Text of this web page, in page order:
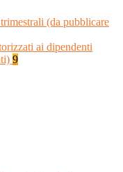
(da pubblicare
ai dipendenti
9